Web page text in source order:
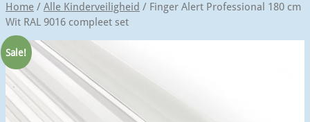
Home / Alle Kinderveiligheid / Finger Alert Professional 180 cm
Wit RAL 9016 compleet set
Sale!